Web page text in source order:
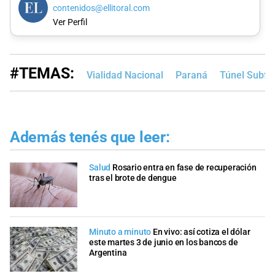
contenidos@ellitoral.com
Ver Perfil
#TEMAS: Vialidad Nacional Paraná Túnel
Además tenés que leer:
Salud Rosario entra en fase de recuperación
tras el brote de dengue
Minuto a minuto En vivo: así cotiza el dólar
este martes 3 de junio en los bancos de
Argentina